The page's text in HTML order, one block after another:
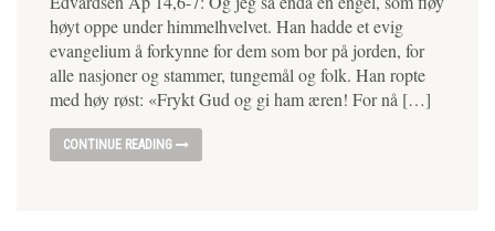
høyt oppe under himmelhvelvet. Han hadde et evig
evangelium å forkynne for dem som bor på jorden, for
alle nasjoner og stammer, tungemål og folk. Han ropte
med høy røst: «Frykt Gud og gi ham æren! For nå […]
CONTINUE READING